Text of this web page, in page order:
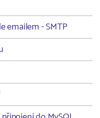
emailem - SMTP